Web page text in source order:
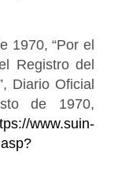
1970, “Por el
Registro del
Diario Oficial
de 1970,
www.suin-